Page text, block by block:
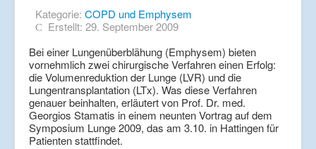
Kategorie: COPD und Emphysem
Erstellt: 29. September 2009
Bei einer Lungenüberblähung (Emphysem) bieten
vornehmlich zwei chirurgische Verfahren einen Erfolg:
die Volumenreduktion der Lunge (LVR) und die
Lungentransplantation (LTx). Was diese Verfahren
genauer beinhalten, erläutert von Prof. Dr. med.
Georgios Stamatis in einem neunten Vortrag auf dem
Symposium Lunge 2009, das am 3.10. in Hattingen für
Patienten stattfindet.